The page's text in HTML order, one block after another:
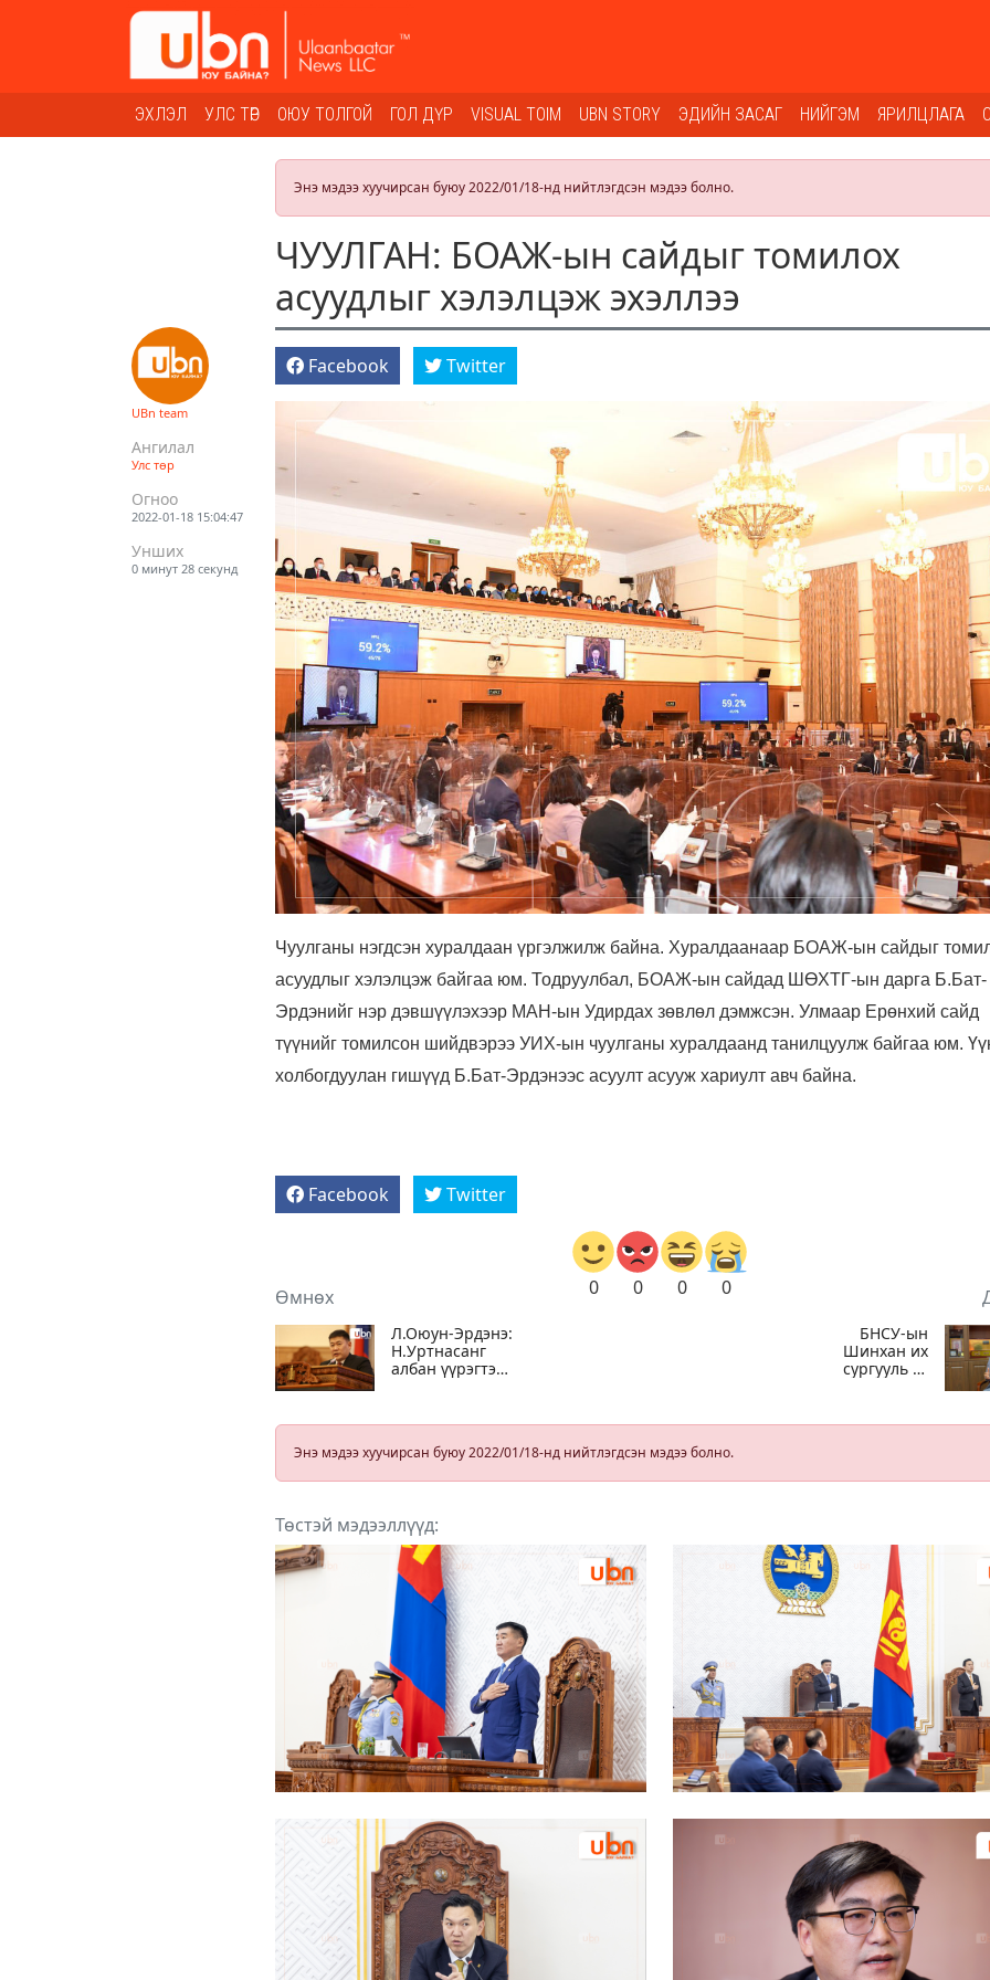
ЭХЛЭЛ УЛС ТӨР ОЮУ ТОЛГОЙ ГОЛ ДҮР VISUAL TOIM UBN STORY ЭДИЙН ЗАСАГ НИЙГЭМ ЯРИЛЦЛАГА
Энэ мэдээ хуучирсан буюу 2022/01/18-нд нийтлэгдсэн мэдээ болно.
ЧУУЛГАН: БОАЖ-ын сайдыг томилох
асуудлыг хэлэлцэж эхэллээ
UBn team
Ангилал
Улс төр
Огноо
2022-01-18 15:04:47
Унших
0 минут 28 секунд
Facebook Twitter
Чуулганы нэгдсэн хуралдаан үргэлжилж байна. Хуралдаанаар БОАЖ-ын сайдыг
асуудлыг хэлэлцэж байгаа юм. Тодруулбал, БОАЖ-ын сайдад ШӨХТГ-ын дарга Б.Бат-
Эрдэнийг нэр дэвшүүлэхээр МАН-ын Удирдах зөвлөл дэмжсэн. Улмаар Ерөнхий сайд
түүнийг томилсон шийдвэрээ УИХ-ын чуулганы хуралдаанд танилцуулж байгаа юм.
холбогдуулан гишүүд Б.Бат-Эрдэнээс асуулт асууж хариулт авч байна.
Facebook Twitter
0 0 0 0
Өмнөх
Л.Оюун-Эрдэнэ:
Н.Уртнасанг
албан үүрэгтээ
шалтгаанаар
БНСУ-ын
Шинхан их
сургууль К-
мэргэжилд
Энэ мэдээ хуучирсан буюу 2022/01/18-нд нийтлэгдсэн мэдээ болно.
Төстэй мэдээллүүд: